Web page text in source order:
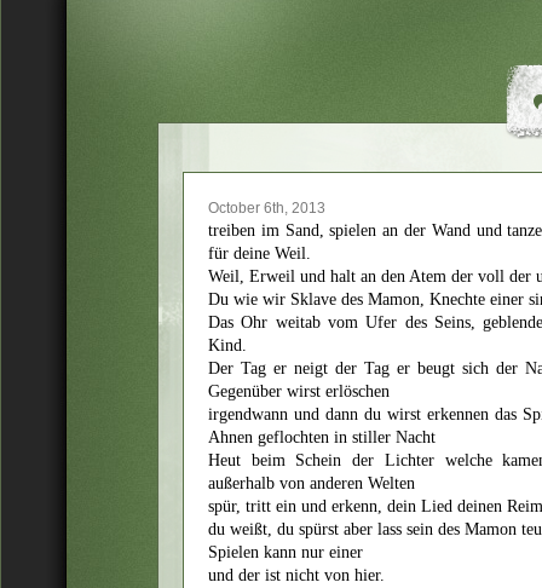
October 6th, 2013
treiben im Sand, spielen an der Wand und
für deine Weil.
Weil, Erweil und halt an den Atem der voll der
Du wie wir Sklave des Mamon, Knechte einer
Das Ohr weitab vom Ufer des Seins,
Kind.
Der Tag er neigt der Tag er beugt sich der
Gegenüber wirst erlöschen
irgendwann und dann du wirst erkennen das
Ahnen geflochten in stiller Nacht
Heut beim Schein der Lichter welche
außerhalb von anderen Welten
spür, tritt ein und erkenn, dein Lied deinen
du weißt, du spürst aber lass sein des Mamon
Spielen kann nur einer
und der ist nicht von hier.